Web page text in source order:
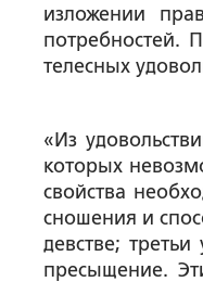
изложении
потребностей.
телесных
«Из
которых
свойства
сношения и
девстве;
пресыщение.